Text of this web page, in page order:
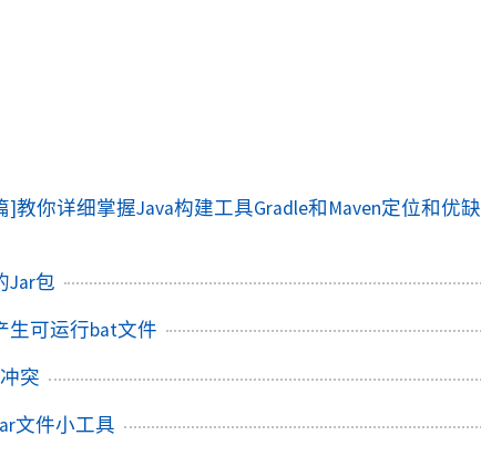
]教你详细掌握Java构建工具Gradle和Maven定位和优缺
Jar包
生可运行bat文件
突
文件小工具